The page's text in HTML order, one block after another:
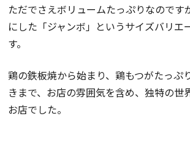
ただでさえボリュームたっぷりなのです
にした「ジャンボ」というサイズバリエ
す。
鶏の鉄板焼から始まり、鶏もつがたっぷ
きまで、お店の雰囲気を含め、独特の世
お店でした。